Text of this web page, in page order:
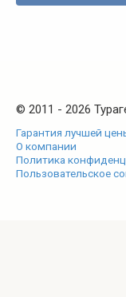
© 2011 - 2026
Гарантия лучшей
О компании
Политика
Пользовательское